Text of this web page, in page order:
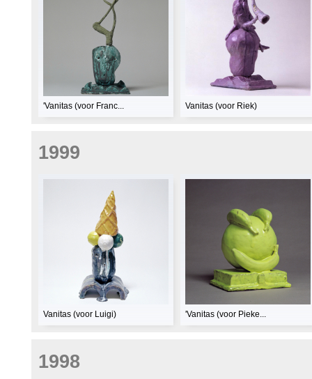
'Vanitas (voor Franc... Vanitas (voor Riek)
1999
Vanitas (voor Luigi) 'Vanitas (voor Pieke...
1998